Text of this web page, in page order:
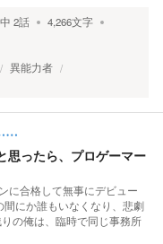
2話 4,266文字
異能力者
……
思ったら、プロゲーマー
に合格して無事にデビュー
にか誰もいなくなり、悲劇
の俺は、臨時で同じ事務所